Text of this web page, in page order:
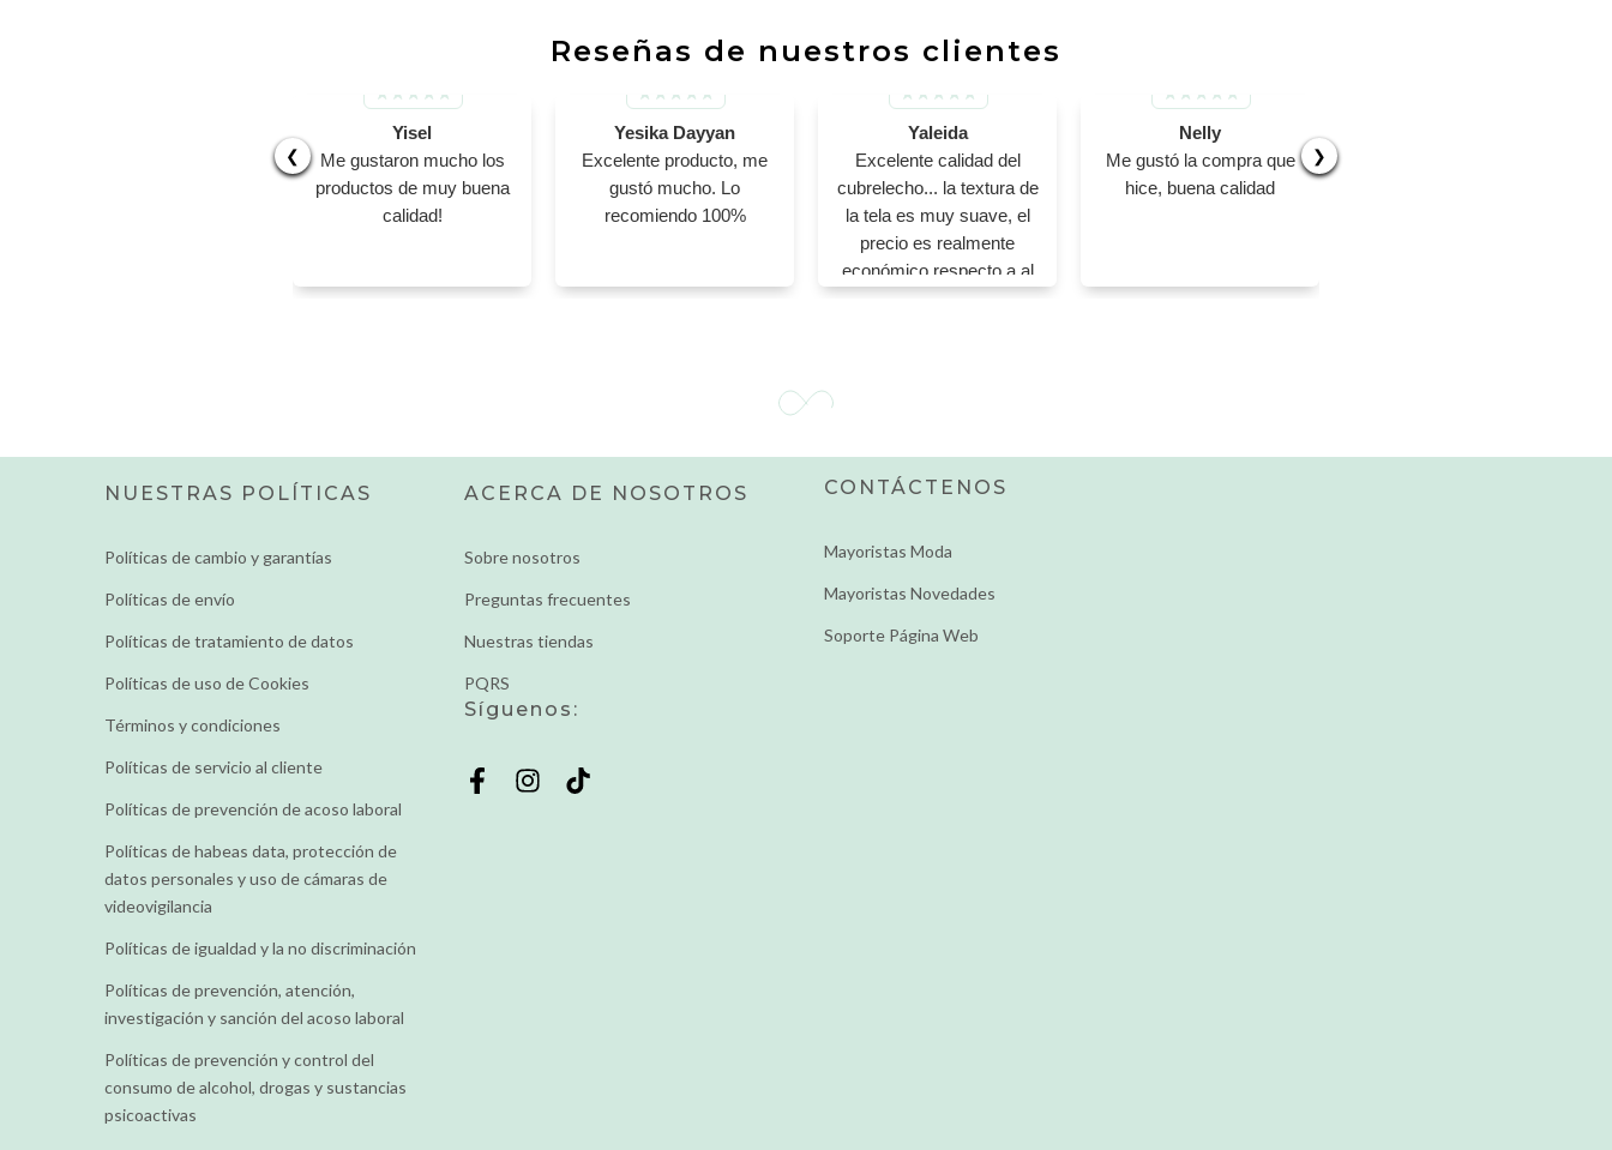
Reseñas de nuestros clientes
❮ ❯
Yisel
Me gustaron mucho los
productos de muy buena
calidad!
Yesika Dayyan
Excelente producto, me
gustó mucho. Lo
recomiendo 100%
Yaleida
Excelente calidad del
cubrelecho... la textura de
la tela es muy suave, el
precio es realmente
económico respecto a al
calidad, lo recomiendo!
Nelly
Me gustó la compra que
hice, buena calidad
NUESTRAS POLÍTICAS
Políticas de cambio y garantías
Políticas de envío
Políticas de tratamiento de datos
Políticas de uso de Cookies
Términos y condiciones
Políticas de servicio al cliente
Políticas de prevención de acoso laboral
Políticas de habeas data, protección de
datos personales y uso de cámaras de
videovigilancia
Políticas de igualdad y la no discriminación
Políticas de prevención, atención,
investigación y sanción del acoso laboral
Políticas de prevención y control del
consumo de alcohol, drogas y sustancias
psicoactivas
ACERCA DE NOSOTROS
Sobre nosotros
Preguntas frecuentes
Nuestras tiendas
PQRS
Síguenos:
CONTÁCTENOS
Mayoristas Moda
Mayoristas Novedades
Soporte Página Web